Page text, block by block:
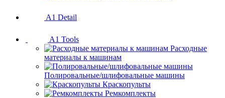
A1 Detail
A1 Tools
Расходные
материалы к машинам
Полировальные/шлифовальные машины
Краскопульты
Ремкомплекты